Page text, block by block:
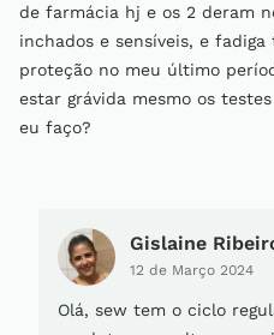
de farmácia hj e os 2 deram
inchados e sensíveis, e
proteção no meu último
estar grávida mesmo os
eu faço?
Gislaine
12 de Março 2024
Olá, sew tem o ciclo